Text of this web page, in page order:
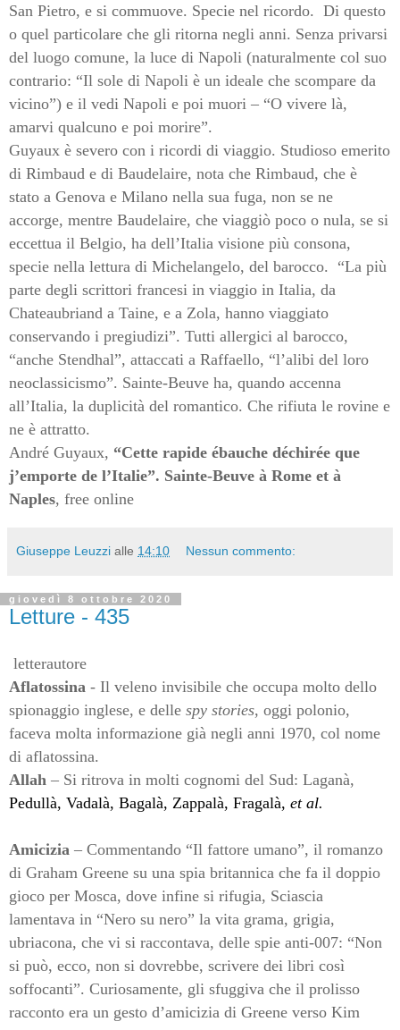
San Pietro, e si commuove. Specie nel ricordo. Di questo
o quel particolare che gli ritorna negli anni. Senza privarsi
del luogo comune, la luce di Napoli (naturalmente col suo
contrario: “Il sole di Napoli è un ideale che scompare da
vicino”) e il vedi Napoli e poi muori – “O vivere là,
amarvi qualcuno e poi morire”.
Guyaux è severo con i ricordi di viaggio. Studioso emerito
di Rimbaud e di Baudelaire, nota che Rimbaud, che è
stato a Genova e Milano nella sua fuga, non se ne
accorge, mentre Baudelaire, che viaggiò poco o nula, se si
eccettua il Belgio, ha dell’Italia visione più consona,
specie nella lettura di Michelangelo, del barocco. “La più
parte degli scrittori francesi in viaggio in Italia, da
Chateaubriand a Taine, e a Zola, hanno viaggiato
conservando i pregiudizi”. Tutti allergici al barocco,
“anche Stendhal”, attaccati a Raffaello, “l’alibi del loro
neoclassicismo”. Sainte-Beuve ha, quando accenna
all’Italia, la duplicità del romantico. Che rifiuta le rovine e
ne è attratto.
André Guyaux, “Cette rapide ébauche déchirée que
j’emporte de l’Italie”. Sainte-Beuve à Rome et à
Naples, free online
Giuseppe Leuzzi alle 14:10 Nessun commento:
giovedì 8 ottobre 2020
Letture - 435
letterautore
Aflatossina - Il veleno invisibile che occupa molto dello
spionaggio inglese, e delle spy stories, oggi polonio,
faceva molta informazione già negli anni 1970, col nome
di aflatossina.
Allah – Si ritrova in molti cognomi del Sud: Laganà,
Pedullà, Vadalà, Bagalà, Zappalà, Fragalà, et al.
Amicizia – Commentando “Il fattore umano”, il romanzo
di Graham Greene su una spia britannica che fa il doppio
gioco per Mosca, dove infine si rifugia, Sciascia
lamentava in “Nero su nero” la vita grama, grigia,
ubriacona, che vi si raccontava, delle spie anti-007: “Non
si può, ecco, non si dovrebbe, scrivere dei libri così
soffocanti”. Curiosamente, gli sfuggiva che il prolisso
racconto era un gesto d’amicizia di Greene verso Kim